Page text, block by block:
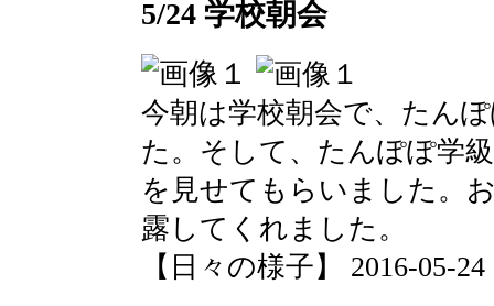
5/24 学校朝会
今朝は学校朝会で、たん
た。そして、たんぽぽ学
を見せてもらいました。
露してくれました。
【日々の様子】 2016-05-